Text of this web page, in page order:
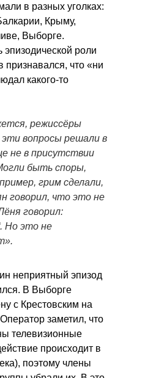
в разных уголках:
Крыму,
Выборге.
эпизодической роли
признавался, что «ни
какого-то
режиссёры
эти вопросы решали в
не в присутствии
быть споры,
грим сделали,
говорил, что это не
говорил:
Но это не
неприятный эпизод
В Выборге
с Крестовским на
заметил, что
телевизионные
происходит в
поэтому члены